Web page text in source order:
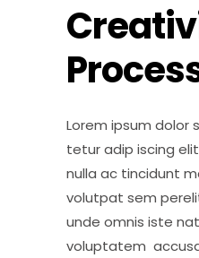
Lorem ipsum dolor
tetur adip iscing
nulla ac tincidunt
volutpat sem
unde omnis iste
voluptatem